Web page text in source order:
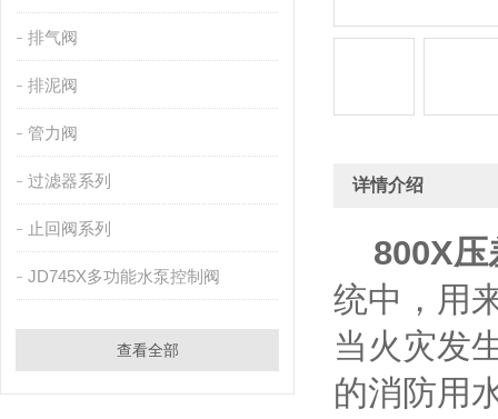
排气阀
排泥阀
管力阀
过滤器系列
止回阀系列
JD745X多功能水泵控制阀
查看全部
详情介绍
800X压
统中，用
当火灾发
的消防用